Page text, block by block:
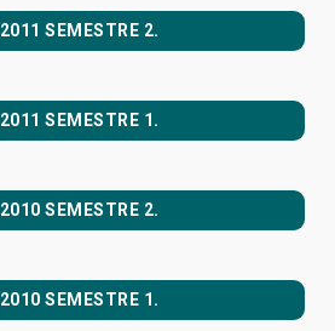
2011 SEMESTRE 2.
2011 SEMESTRE 1.
2010 SEMESTRE 2.
2010 SEMESTRE 1.